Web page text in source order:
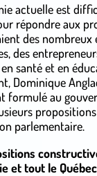
actuelle est
répondre aux
des nombreux
des
santé et en
Dominique
formulé au
parlementaire.
et tout le Québec